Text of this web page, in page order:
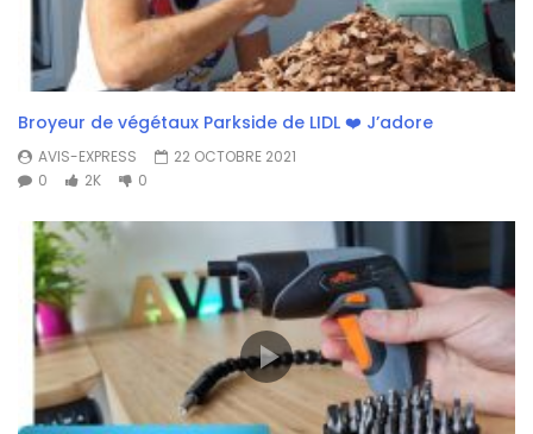
Broyeur de végétaux Parkside de LIDL ❤️ J’adore
AVIS-EXPRESS
22 OCTOBRE 2021
0
2K 0